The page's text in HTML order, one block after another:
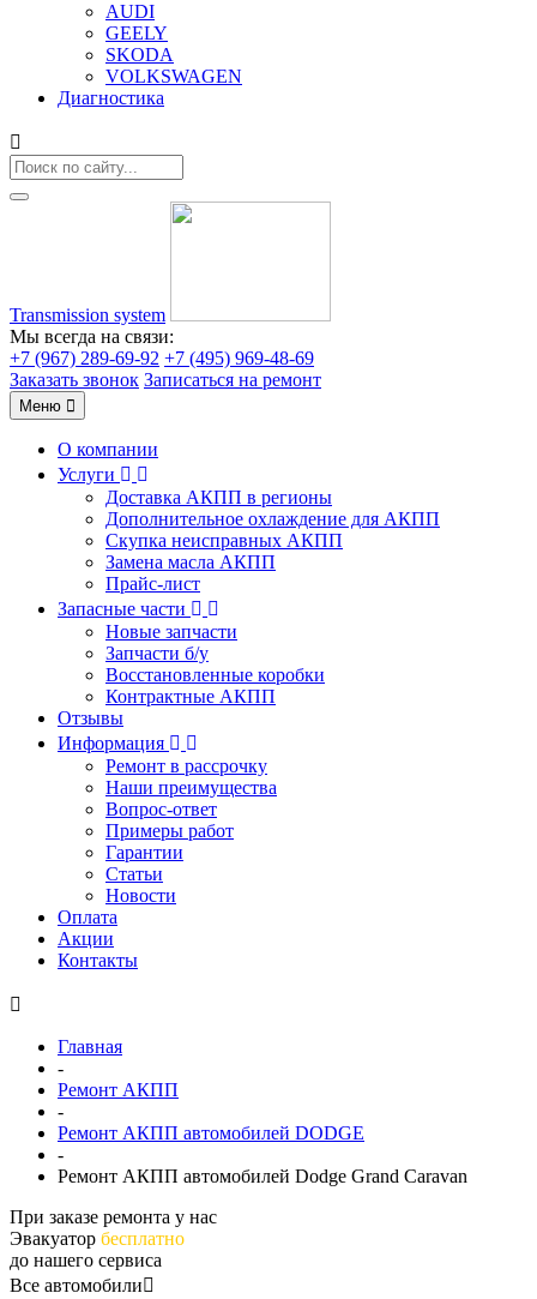
AUDI
GEELY
SKODA
VOLKSWAGEN
Диагностика
Transmission system
Мы всегда на связи:
+7 (967) 289-69-92 +7 (495) 969-48-69
Заказать звонок Записаться на ремонт
Меню
О компании
Услуги
Доставка АКПП в регионы
Дополнительное охлаждение для АКПП
Скупка неисправных АКПП
Замена масла АКПП
Прайс-лист
Запасные части
Новые запчасти
Запчасти б/у
Восстановленные коробки
Контрактные АКПП
Отзывы
Информация
Ремонт в рассрочку
Наши преимущества
Вопрос-ответ
Примеры работ
Гарантии
Статьи
Новости
Оплата
Акции
Контакты
Главная
-
Ремонт АКПП
-
Ремонт АКПП автомобилей DODGE
-
Ремонт АКПП автомобилей Dodge Grand Caravan
При заказе ремонта у нас
Эвакуатор бесплатно
до нашего сервиса
Все автомобили